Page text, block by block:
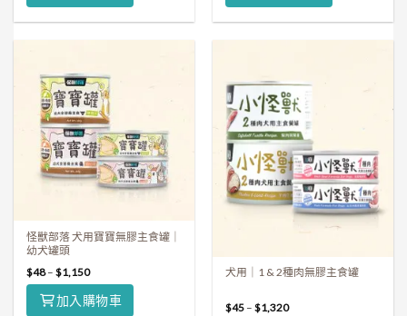
怪獸部落 犬用寶寶無膠主食罐｜
幼犬罐頭
$48–$1,150
加入購物車
犬用｜1 & 2種肉無膠主食罐
$45 –$1,320